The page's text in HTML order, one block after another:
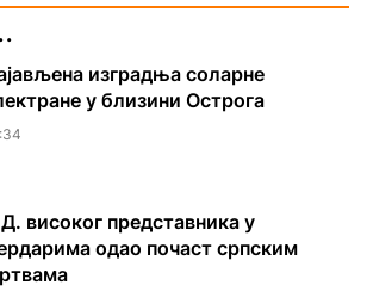
изградња соларне
у близини Острога
високог представника у
одао почаст српским